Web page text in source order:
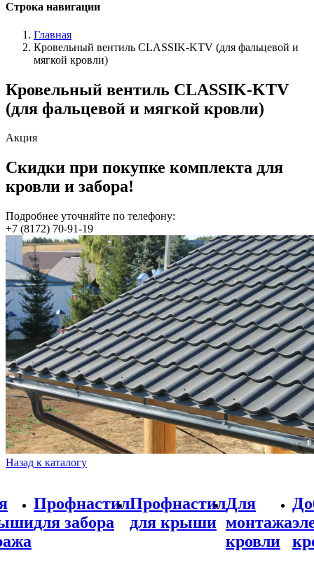
Строка навигации
Главная
Кровельный вентиль CLASSIK-KTV (для фальцевой и
мягкой кровли)
Кровельный вентиль CLASSIK-KTV
(для фальцевой и мягкой кровли)
Акция
Скидки при покупке комплекта для
кровли и забора!
Подробнее уточняйте по телефону:
+7 (8172) 70-91-19
Назад к каталогу
Профнастил
для крыши
Для
монтажа
Доборные
элементы
кровли
для